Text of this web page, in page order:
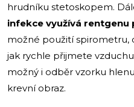
hrudníku stetoskopem.
infekce využívá rentgenu
možné použití spirometru,
jak rychle přijmete
možný i odběr vzorku
krevní obraz.